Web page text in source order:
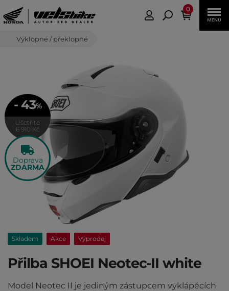
0
Výklopné / překlopné
- 43%
Ušetříte
6 910 Kč
Doprava
ZDARMA
Skladem Akce Výprodej
Přilba SHOEI Neotec-II white
Model Neotec II je jediným zástupcem vyklápěcích